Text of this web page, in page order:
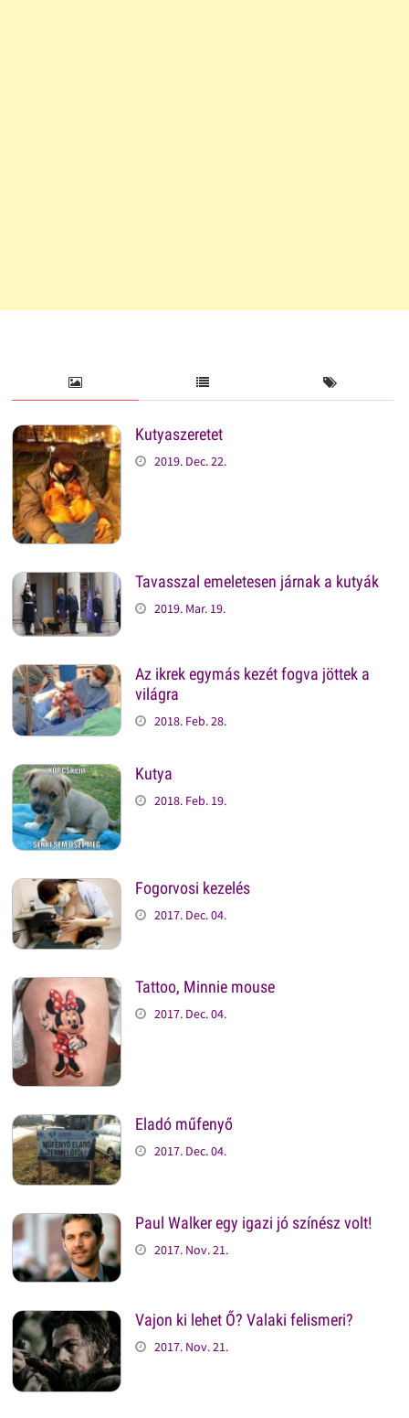
Kutyaszeretet
2019. Dec. 22.
Tavasszal emeletesen járnak a kutyák
2019. Mar. 19.
Az ikrek egymás kezét fogva jöttek a
világra
2018. Feb. 28.
Kutya
2018. Feb. 19.
Fogorvosi kezelés
2017. Dec. 04.
Tattoo, Minnie mouse
2017. Dec. 04.
Eladó műfenyő
2017. Dec. 04.
Paul Walker egy igazi jó színész volt!
2017. Nov. 21.
Vajon ki lehet Ő? Valaki felismeri?
2017. Nov. 21.